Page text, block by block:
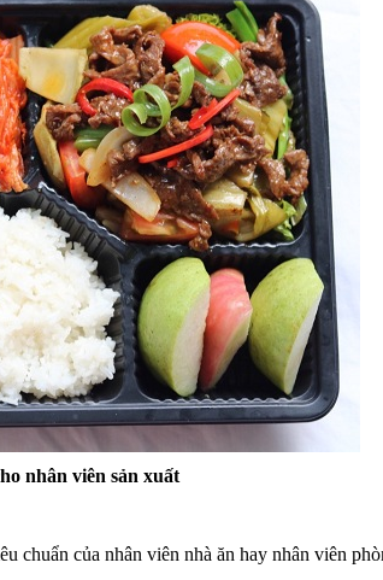
nhân viên sản xuất
của nhân viên nhà ăn hay nhân viên